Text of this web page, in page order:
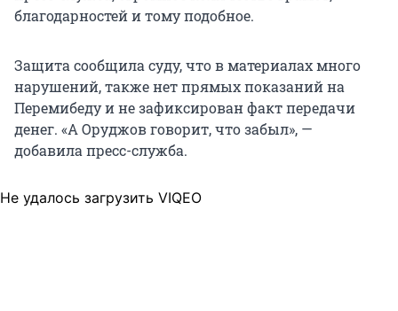
благодарностей и тому подобное.
Защита сообщила суду, что в материалах много
нарушений, также нет прямых показаний на
Перемибеду и не зафиксирован факт передачи
денег. «А Оруджов говорит, что забыл», —
добавила пресс-служба.
Не удалось загрузить VIQEO